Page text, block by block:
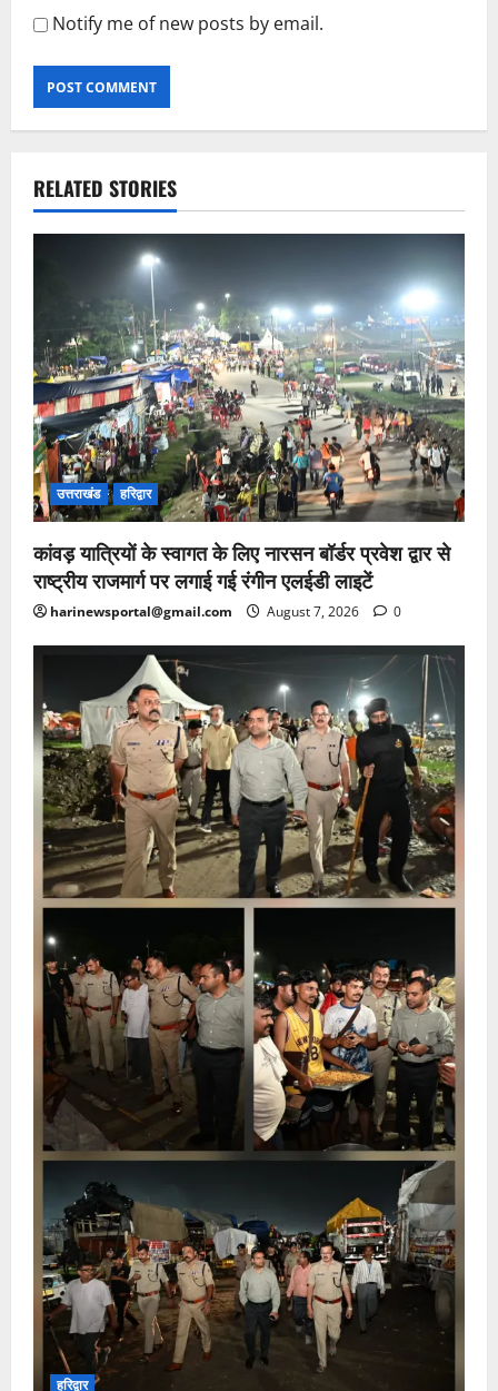
Notify me of new posts by email.
RELATED STORIES
उत्तराखंड हरिद्वार
कांवड़ यात्रियों के स्वागत के लिए नारसन बॉर्डर प्रवेश द्वार से
राष्ट्रीय राजमार्ग पर लगाई गई रंगीन एलईडी लाइटें
harinewsportal@gmail.com August 7, 2026 0
हरिद्वार